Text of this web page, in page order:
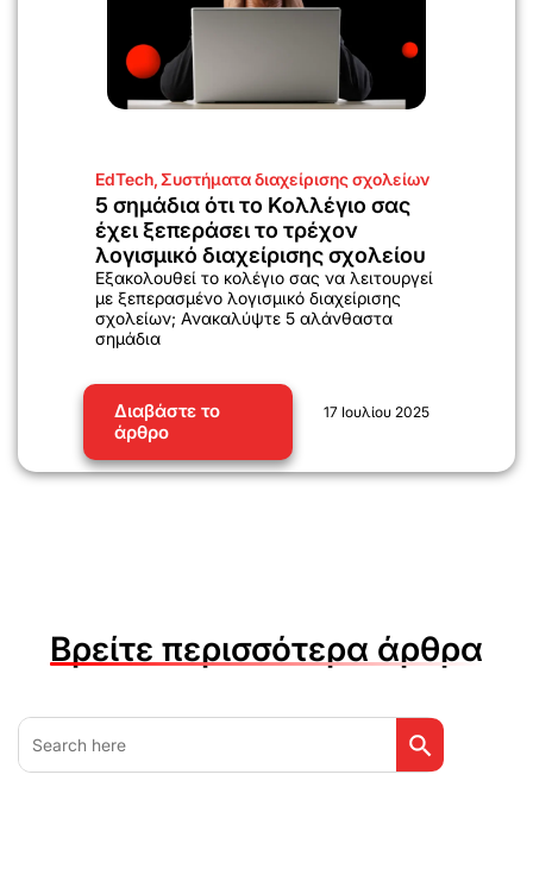
EdTech,Συστήματα διαχείρισης σχολείων
5 σημάδια ότι το Κολλέγιο σας
έχει ξεπεράσει το τρέχον
λογισμικό διαχείρισης σχολείου
Εξακολουθεί το κολέγιο σας να λειτουργεί
με ξεπερασμένο λογισμικό διαχείρισης
σχολείων; Ανακαλύψτε 5 αλάνθαστα
σημάδια
Διαβάστε το
άρθρο
17 Ιουλίου 2025
Βρείτε περισσότερα άρθρα
Search
for:
Search Button